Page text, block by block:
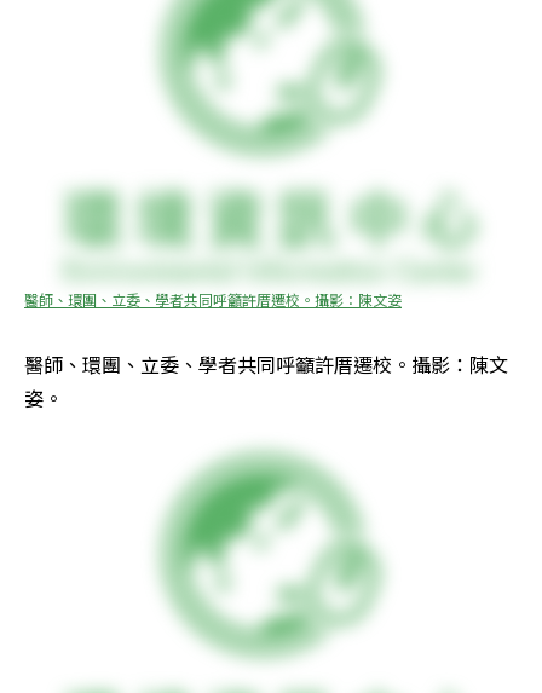
醫師、環團、立委、學者共同呼籲許厝遷校。攝影：陳文姿
醫師、環團、立委、學者共同呼籲許厝遷校。攝影：陳文
姿。